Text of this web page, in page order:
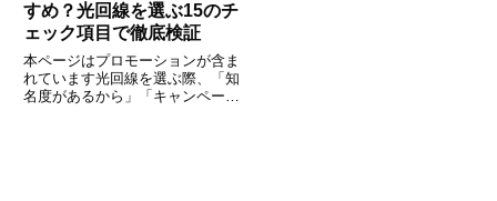
すめ？光回線を選ぶ15のチ
ェック項目で徹底検証
本ページはプロモーションが含ま
れています光回線を選ぶ際、「知
名度があるから」「キャンペーン